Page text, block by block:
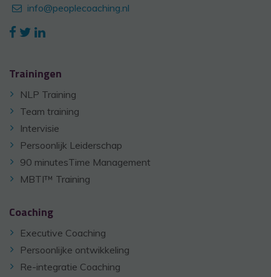
info@peoplecoaching.nl
Trainingen
NLP Training
Team training
Intervisie
Persoonlijk Leiderschap
90 minutesTime Management
MBTI™ Training
Coaching
Executive Coaching
Persoonlijke ontwikkeling
Re-integratie Coaching